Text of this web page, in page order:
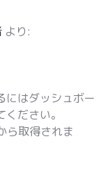
より:
にはダッシュボー
ださい。
ら取得されま